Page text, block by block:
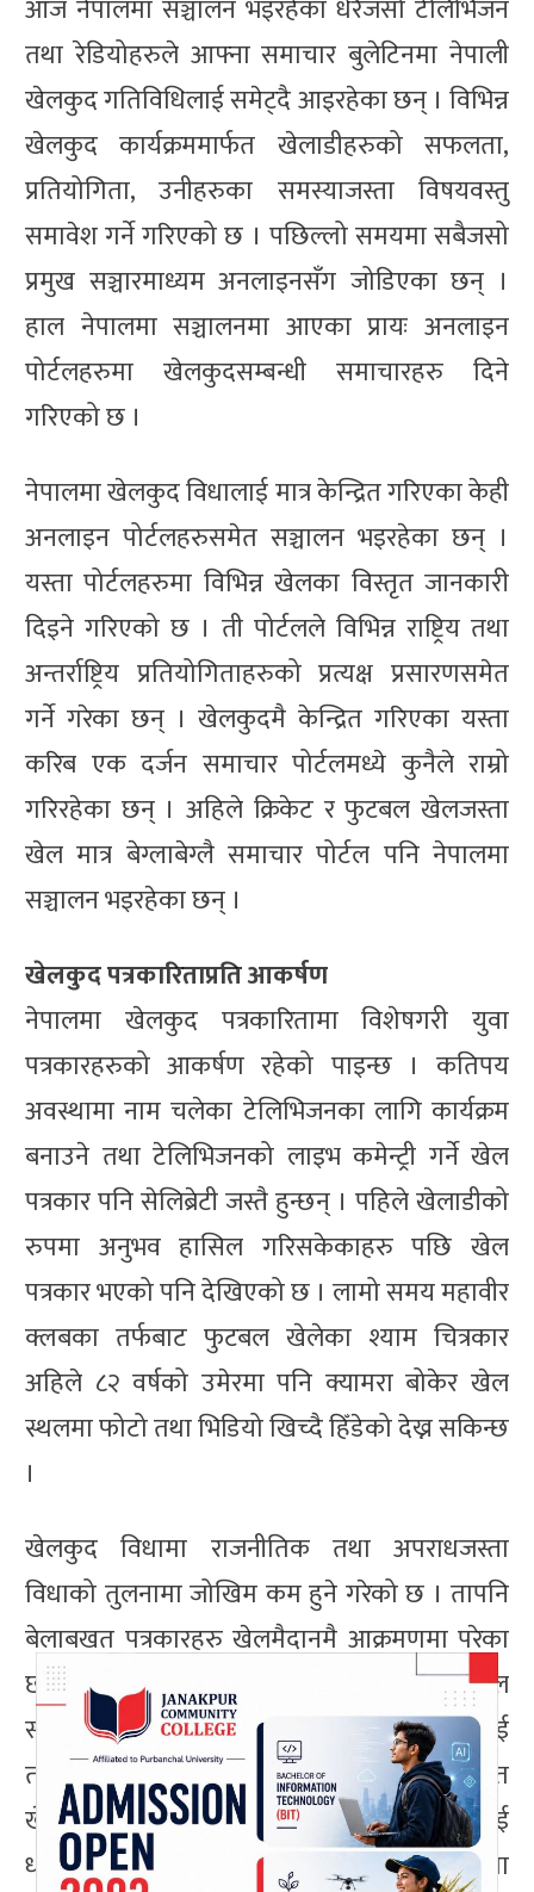
आज नेपालमा सञ्चालन भइरहेका धेरैजसो टेलिभिजन
तथा रेडियोहरुले आफ्ना समाचार बुलेटिनमा नेपाली
खेलकुद गतिविधिलाई समेट्दै आइरहेका छन् । विभिन्न
खेलकुद कार्यक्रममार्फत खेलाडीहरुको सफलता,
प्रतियोगिता, उनीहरुका समस्याजस्ता विषयवस्तु
समावेश गर्ने गरिएको छ । पछिल्लो समयमा सबैजसो
प्रमुख सञ्चारमाध्यम अनलाइनसँग जोडिएका छन् ।
हाल नेपालमा सञ्चालनमा आएका प्रायः अनलाइन
पोर्टलहरुमा खेलकुदसम्बन्धी समाचारहरु दिने
गरिएको छ ।
नेपालमा खेलकुद विधालाई मात्र केन्द्रित गरिएका केही
अनलाइन पोर्टलहरुसमेत सञ्चालन भइरहेका छन् ।
यस्ता पोर्टलहरुमा विभिन्न खेलका विस्तृत जानकारी
दिइने गरिएको छ । ती पोर्टलले विभिन्न राष्ट्रिय तथा
अन्तर्राष्ट्रिय प्रतियोगिताहरुको प्रत्यक्ष प्रसारणसमेत
गर्ने गरेका छन् । खेलकुदमै केन्द्रित गरिएका यस्ता
करिब एक दर्जन समाचार पोर्टलमध्ये कुनैले राम्रो
गरिरहेका छन् । अहिले क्रिकेट र फुटबल खेलजस्ता
खेल मात्र बेग्लाबेग्लै समाचार पोर्टल पनि नेपालमा
सञ्चालन भइरहेका छन् ।
खेलकुद पत्रकारिताप्रति आकर्षण
नेपालमा खेलकुद पत्रकारितामा विशेषगरी युवा
पत्रकारहरुको आकर्षण रहेको पाइन्छ । कतिपय
अवस्थामा नाम चलेका टेलिभिजनका लागि कार्यक्रम
बनाउने तथा टेलिभिजनको लाइभ कमेन्ट्री गर्ने खेल
पत्रकार पनि सेलिब्रेटी जस्तै हुन्छन् । पहिले खेलाडीको
रुपमा अनुभव हासिल गरिसकेकाहरु पछि खेल
पत्रकार भएको पनि देखिएको छ । लामो समय महावीर
क्लबका तर्फबाट फुटबल खेलेका श्याम चित्रकार
अहिले ८२ वर्षको उमेरमा पनि क्यामरा बोकेर खेल
स्थलमा फोटो तथा भिडियो खिच्दै हिँडेको देख्न सकिन्छ
।
खेलकुद विधामा राजनीतिक तथा अपराधजस्ता
विधाको तुलनामा जोखिम कम हुने गरेको छ । तापनि
बेलाबखत पत्रकारहरु खेलमैदानमै आक्रमणमा परेका
छन् । समाचार कभरेज नगरेको, आफू अनुकूल
समाचार नबनाएको जस्ता कारण देखाएर पत्रकारलाई
तारो बनाएका घटना पनि देखिएको छ । बेलाबखत
खेलाडी तथा खेल पदाधिकारीले खेल पत्रकारलाई
धम्की दिएको घटना पनि भएका छन् । एउटै विषयमा